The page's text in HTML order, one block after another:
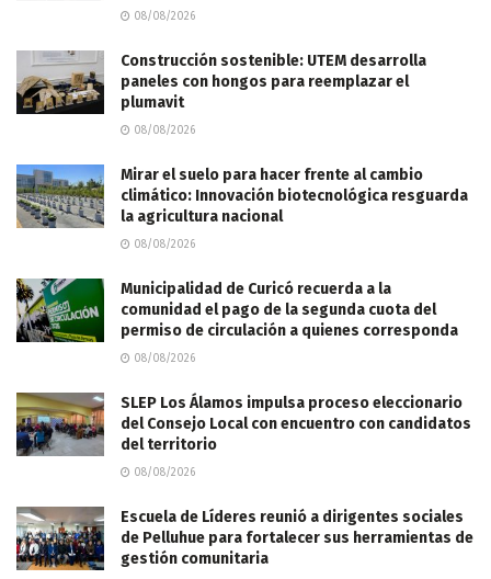
08/08/2026
Construcción sostenible: UTEM desarrolla
paneles con hongos para reemplazar el
plumavit
08/08/2026
Mirar el suelo para hacer frente al cambio
climático: Innovación biotecnológica resguarda
la agricultura nacional
08/08/2026
Municipalidad de Curicó recuerda a la
comunidad el pago de la segunda cuota del
permiso de circulación a quienes corresponda
08/08/2026
SLEP Los Álamos impulsa proceso eleccionario
del Consejo Local con encuentro con candidatos
del territorio
08/08/2026
Escuela de Líderes reunió a dirigentes sociales
de Pelluhue para fortalecer sus herramientas de
gestión comunitaria